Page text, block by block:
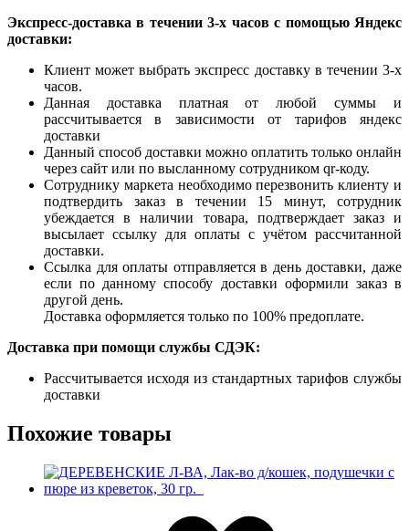
Экспресс-доставка в течении 3-х часов с помощью Яндекс
доставки:
Клиент может выбрать экспресс доставку в течении 3-х
часов.
Данная доставка платная от любой суммы и
рассчитывается в зависимости от тарифов яндекс
доставки
Данный способ доставки можно оплатить только онлайн
через сайт или по высланному сотрудником qr-коду.
Сотруднику маркета необходимо перезвонить клиенту и
подтвердить заказ в течении 15 минут, сотрудник
убеждается в наличии товара, подтверждает заказ и
высылает ссылку для оплаты с учётом рассчитанной
доставки.
Ссылка для оплаты отправляется в день доставки, даже
если по данному способу доставки оформили заказ в
другой день.
Доставка оформляется только по 100% предоплате.
Доставка при помощи службы СДЭК:
Рассчитывается исходя из стандартных тарифов службы
доставки
Похожие товары